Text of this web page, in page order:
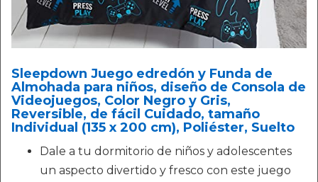
Sleepdown Juego edredón y Funda de
Almohada para niños, diseño de Consola de
Videojuegos, Color Negro y Gris,
Reversible, de fácil Cuidado, tamaño
Individual (135 x 200 cm), Poliéster, Suelto
Dale a tu dormitorio de niños y adolescentes
un aspecto divertido y fresco con este juego